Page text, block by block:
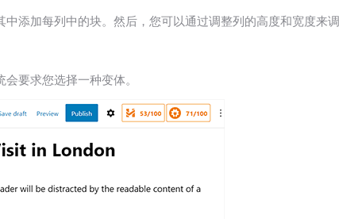
添加每列中的块。然后，您可以通过调整列的高度和宽度来调
要求您选择一种变体。